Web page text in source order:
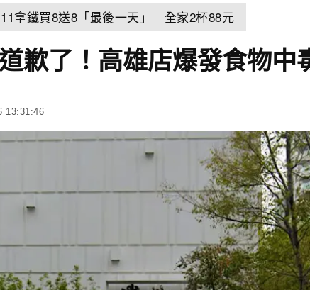
拿鐵買8送8「最後一天」 全家2杯88元
歉了！高雄店爆發食物
13:31:46